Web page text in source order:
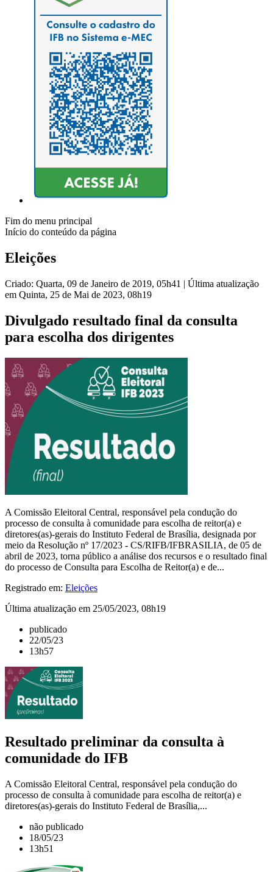
Fim do menu principal
Início do conteúdo da página
Eleições
Criado: Quarta, 09 de Janeiro de 2019, 05h41 | Última atualização
em Quinta, 25 de Mai de 2023, 08h19
Divulgado resultado final da consulta
para escolha dos dirigentes
A Comissão Eleitoral Central, responsável pela condução do
processo de consulta à comunidade para escolha de reitor(a) e
diretores(as)-gerais do Instituto Federal de Brasília, designada por
meio da Resolução nº 17/2023 - CS/RIFB/IFBRASILIA, de 05 de
abril de 2023, torna público a análise dos recursos e o resultado final
do processo de Consulta para Escolha de Reitor(a) e de...
Registrado em: Eleições
Última atualização em 25/05/2023, 08h19
publicado
22/05/23
13h57
Resultado preliminar da consulta à
comunidade do IFB
A Comissão Eleitoral Central, responsável pela condução do
processo de consulta à comunidade para escolha de reitor(a) e
diretores(as)-gerais do Instituto Federal de Brasília,...
não publicado
18/05/23
13h51